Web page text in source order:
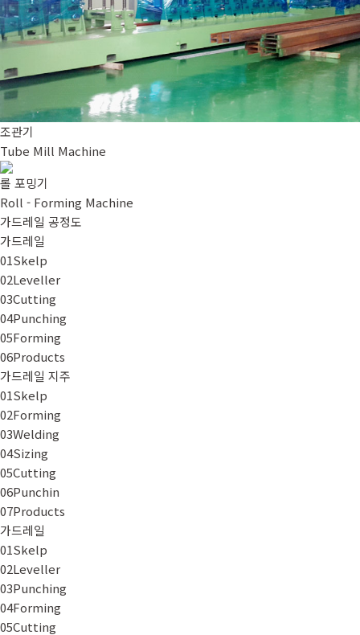
조관기
Tube Mill Machine
롤 포밍기
Roll - Forming Machine
가드레일 공정도
가드레일
01Skelp
02Leveller
03Cutting
04Punching
05Forming
06Products
가드레일 지주
01Skelp
02Forming
03Welding
04Sizing
05Cutting
06Punchin
07Products
가드레일
01Skelp
02Leveller
03Punching
04Forming
05Cutting